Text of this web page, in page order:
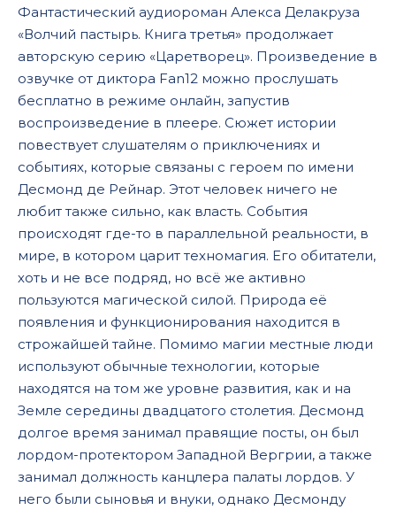
15
17
18
19
20
22
23
24
Фантастический аудиороман Алекса Делакруза
«Волчий пастырь. Книга третья» продолжает
авторскую серию «Царетворец». Произведение в
озвучке от диктора Fan12 можно прослушать
бесплатно в режиме онлайн, запустив
воспроизведение в плеере. Сюжет истории
повествует слушателям о приключениях и
событиях, которые связаны с героем по имени
Десмонд де Рейнар. Этот человек ничего не
любит также сильно, как власть. События
происходят где-то в параллельной реальности, в
мире, в котором царит техномагия. Его обитатели,
хоть и не все подряд, но всё же активно
пользуются магической силой. Природа её
появления и функционирования находится в
строжайшей тайне. Помимо магии местные люди
используют обычные технологии, которые
находятся на том же уровне развития, как и на
Земле середины двадцатого столетия. Десмонд
долгое время занимал правящие посты, он был
лордом-протектором Западной Вергрии, а также
занимал должность канцлера палаты лордов. У
него были сыновья и внуки, однако Десмонду